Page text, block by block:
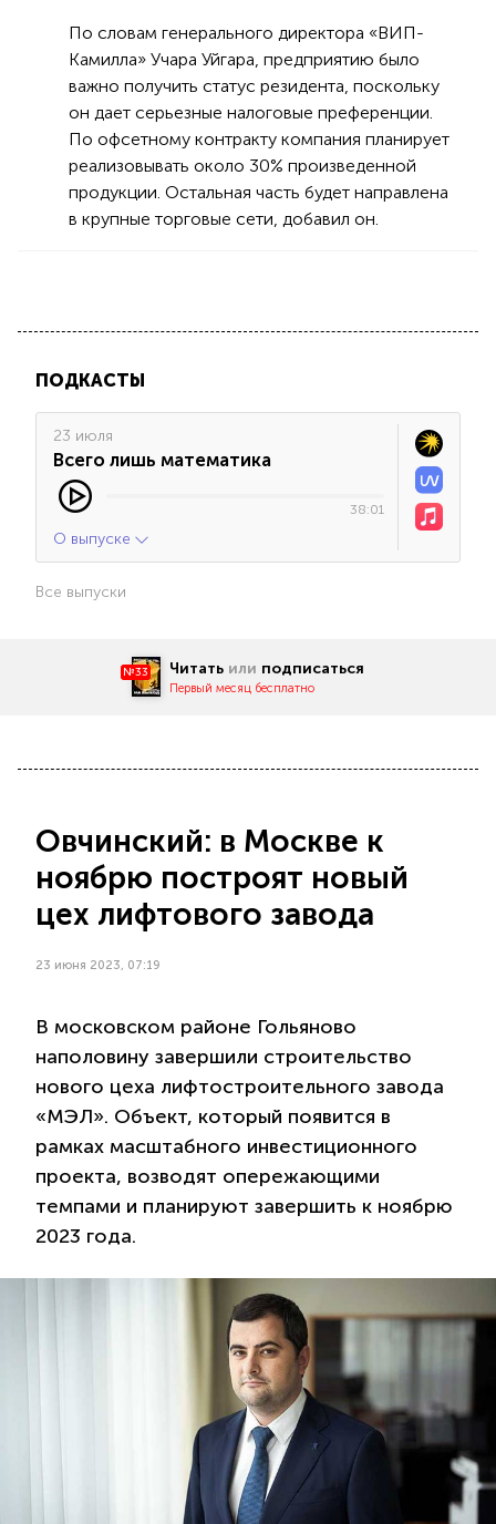
По словам генерального директора «ВИП-
Камилла» Учара Уйгара, предприятию было
важно получить статус резидента, поскольку
он дает серьезные налоговые преференции.
По офсетному контракту компания планирует
реализовывать около 30% произведенной
продукции. Остальная часть будет направлена
в крупные торговые сети, добавил он.
ПОДКАСТЫ
23 июля
Всего лишь математика
38:01
О выпуске
Все выпуски
№33 Читать или подписаться
Первый месяц бесплатно
Овчинский: в Москве к
ноябрю построят новый
цех лифтового завода
23 июня 2023, 07:19
В московском районе Гольяново
наполовину завершили строительство
нового цеха лифтостроительного завода
«МЭЛ». Объект, который появится в
рамках масштабного инвестиционного
проекта, возводят опережающими
темпами и планируют завершить к ноябрю
2023 года.